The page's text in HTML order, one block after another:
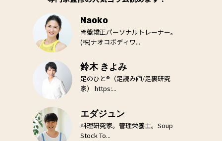
Naoko
骨盤矯正パーソナルトレーナー。
(株)ナオコボディワ...
鈴木 きよみ
足のひと®（足読み師/足裏研究
家） https:...
エダジュン
料理研究家。管理栄養士。Soup
Stock To...